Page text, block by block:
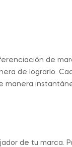
de
de lograrlo.
manera
de tu marca.